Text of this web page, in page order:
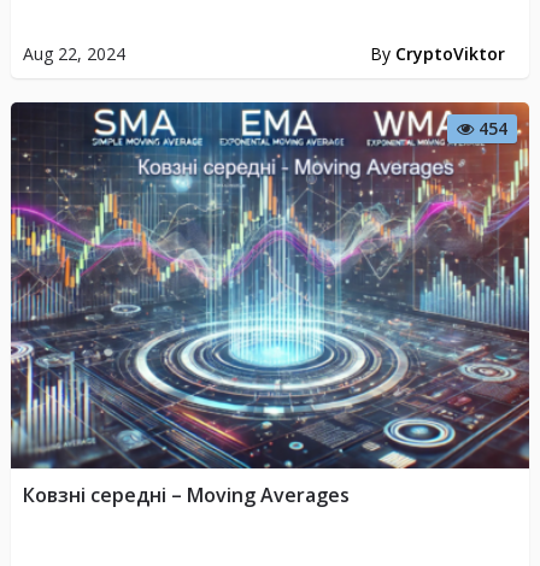
Aug 22, 2024 By CryptoViktor
454
Ковзні середні – Moving Averages